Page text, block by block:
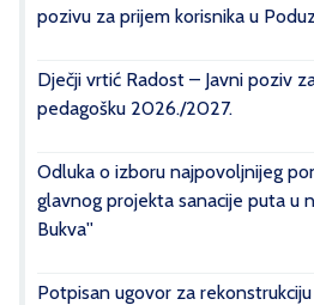
pozivu za prijem korisnika u
Dječji vrtić Radost – Javni poziv
pedagošku 2026./2027.
Odluka o izboru najpovoljnijeg
glavnog projekta sanacije puta u
Bukva''
Potpisan ugovor za